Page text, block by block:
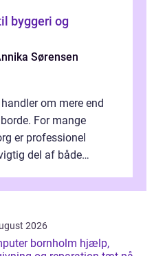
byggeri og
Sørensen
om mere end
For mange
er professionel
del af både
2026
bornholm hjælp,